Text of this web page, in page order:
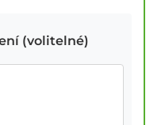
(volitelné)